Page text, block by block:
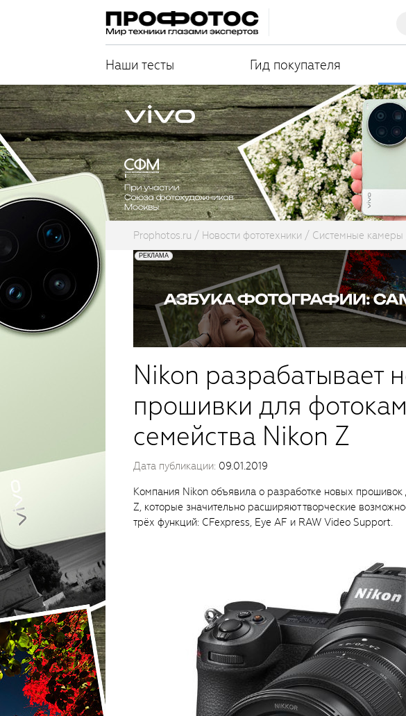
Наши тесты Гид покупателя
Prophotos.ru Новости фототехники Системные камеры
Nikon разрабатывает
прошивки для
семейства Nikon Z
Дата публикации: 09.01.2019
Компания Nikon объявила о разработке новых
Z, которые значительно расширяют творческие
трёх функций: CFexpress, Eye AF и RAW Video Support.